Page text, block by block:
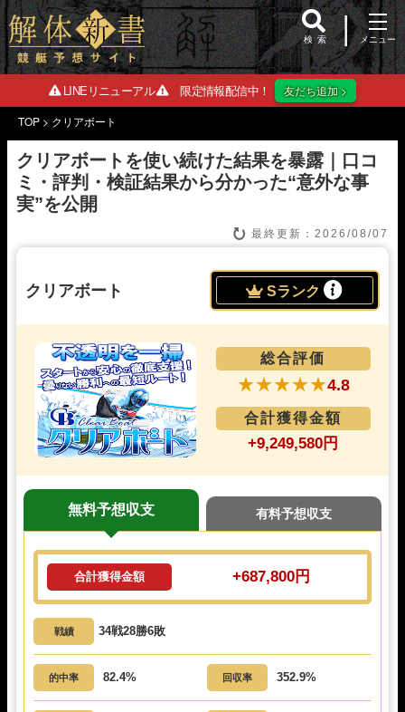
検索
LINEリニューアル 限定情報配信中！
友だち追加 >
TOP > クリアボート
クリアボートを使い続けた結果を暴露｜口コ
ミ・評判・検証結果から分かった“意外な事
実”を公開
最終更新： 2026/08/07
クリアボート Sランク
総合評価
4.8
合計獲得金額
+9,249,580円
無料予想収支 有料予想収支
合計獲得金額 +687,800円
戦績 34戦28勝6敗
的中率 82.4% 回収率 352.9%